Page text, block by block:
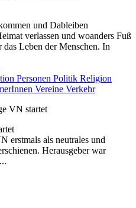
und Dableiben
verlassen und woanders Fuß
Leben der Menschen. In
Personen Politik Religion
Vereine Verkehr
erstmals als neutrales und
Herausgeber war